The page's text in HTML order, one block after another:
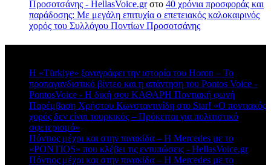
Προσοτσάνης - HellasVoice.grστο 40 χρόνια προσφοράς και
παράδοσης: Με μεγάλη επιτυχία ο επετειακός καλοκαιρινός
χορός του Συλλόγου Ποντίων Προσοτσάνης
Η «Türkiye» ξαναγράφει την ιστορία του Horon – Το
προπαγανδιστικό βίντεο και η απάντηση του Pontos Voice -
PontosVoice - H δική σου ΚΑΘΑΡΗ Ποντιακή φωνή
Παρέμβαση Χρήστου Κωνσταντινίδη στο Star! «Ο ποντιακός
χορός δεν είναι τουρκικός – Πρόκειται για πολιτιστικό
σφετερισμό»
Πόντιος μέχρι και στην πινακίδα – Η Mercedes με το
«PONTIOS» που κλέβει τις εντυπώσεις - HellasVoice.grστο
Πόντιος μέχρι και στην πινακίδα – Η Mercedes με το